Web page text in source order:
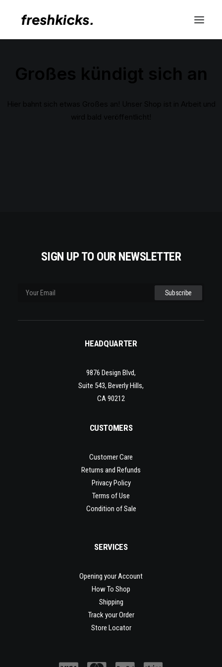
Großes kündigt sich an
Hier bahnt sich etwas Großes an! Unser Shop ist in Arbeit und
wird bald veröffentlicht!
SIGN UP TO OUR NEWSLETTER
HEADQUARTER
9876 Design Blvd,
Suite 543, Beverly Hills,
CA 90212
CUSTOMERS
Customer Care
Returns and Refunds
Privacy Policy
Terms of Use
Condition of Sale
SERVICES
Opening your Account
How To Shop
Shipping
Track your Order
Store Locator